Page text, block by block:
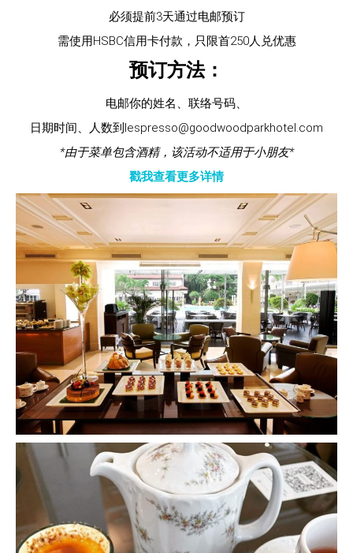
必须提前3天通过电邮预订
需使用HSBC信用卡付款，只限首250人兑优惠
预订方法：
电邮你的姓名、联络号码、
日期时间、人数到lespresso@goodwoodparkhotel.com
*由于菜单包含酒精，该活动不适用于小朋友*
戳我查看更多详情